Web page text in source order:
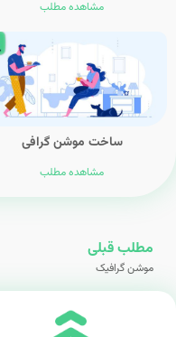
مشاهده مطلب
ساخت موشن گرافی
مشاهده مطلب
مطلب قبلی
موشن گرافیک